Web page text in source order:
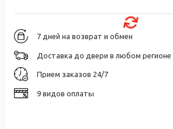
7 дней на возврат и обмен
Доставка до двери в любом
Прием заказов 24/7
9 видов оплаты